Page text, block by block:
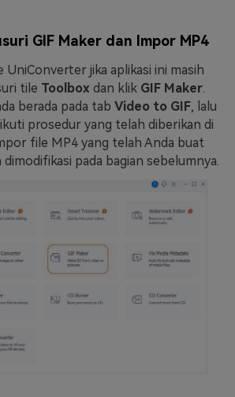
GIF Maker dan Impor MP4
UniConverter jika aplikasi ini masih
tile Toolbox dan klik GIF Maker
berada pada tab Video to GIF, lalu
prosedur yang telah diberikan di
file MP4 yang telah Anda buat
pada bagian sebelumnya.